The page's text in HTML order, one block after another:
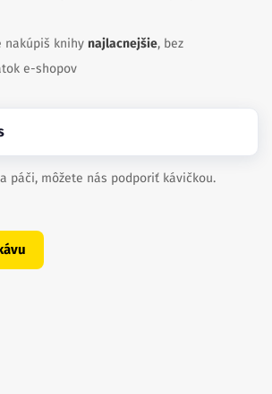
nakúpiš knihy najlacnejšie, bez
e-shopov
páči, môžete nás podporiť kávičkou.